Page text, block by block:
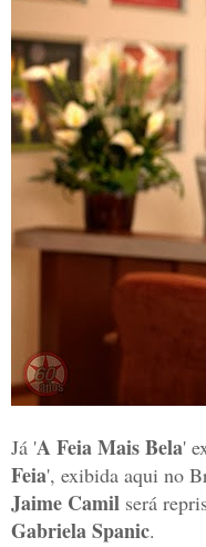
Já 'A Feia Mais Bela'
Feia', exibida aqui no
Jaime Camil será
Gabriela Spanic.